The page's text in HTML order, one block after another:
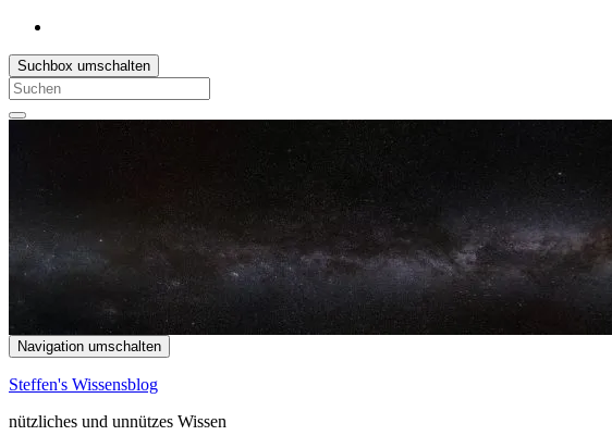
Suchbox umschalten
Search
for:
Navigation umschalten
Steffen's Wissensblog
nützliches und unnützes Wissen